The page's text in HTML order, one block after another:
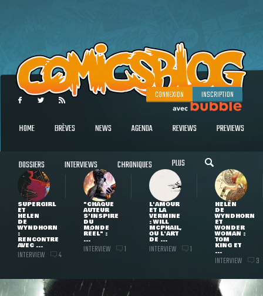
CONNEXION INSCRIPTION
HOME BRÈVES NEWS AGENDA REVIEWS PREVIEWS
DOSSIERS INTERVIEWS CHRONIQUES PLUS
SUPERGIRL
ET
HELEN
DE
WYNDHORN
:
RENCONTRE
AVEC ...
INTERVIEW 4
"CHAQUE
AUTEUR
S'INSPIRE
DU
MONDE
RÉEL" :
...
INTERVIEW 1
L'AMOUR
ET LA
VERMINE
: WILL
MCPHAIL,
OU L'ART
DE ...
INTERVIEW 1
HELEN
DE
WYNDHORN
ET
WONDER
WOMAN :
TOM
KING ET
...
INTERVIEW 3